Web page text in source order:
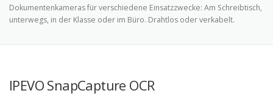
Dokumentenkameras für verschiedene Einsatzzwecke: Am Schreibtisch,
unterwegs, in der Klasse oder im Büro. Drahtlos oder verkabelt.
IPEVO SnapCapture OCR